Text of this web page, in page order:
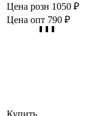
Цена розн 1050 ₽
Цена опт 790 ₽